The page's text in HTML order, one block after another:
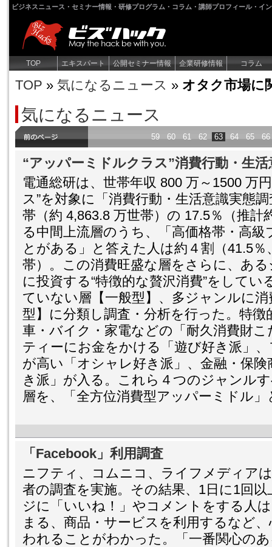
ビジネスニュース・セミナー情報・研修プログラム・コラム・講師プロフィール・イ
TOP エキスパート 公開セミナー情報 企業研修情報 コラム
TOP » 気になるニュース » オタク市場に
気になるニュース
59 60 61 62 63 64 65 66
“アッパーミドルクラス”消費行動・生活
電通総研は、世帯年収 800 万～1500 万
ス”を対象に「消費行動・生活意識実態
帯（約 4,863.8 万世帯）の 17.5％（推計
る中間上流層のうち、「高価格帯・高
とがある」と答えた人は約４割（41.5％
帯）。この消費旺盛な層をさらに、あ
に投資する“特徴的な贅沢消費”をしてい
ていない層【一般型】、多ジャンルに
型】に分類し調査・分析を行った。特
車・バイク・家電などの「耐久消費財
ティーにお金をかける「遊び好き派」
が高い「オシャレ好き派」、金融・保
き派」が入る。これら４つのジャンル
層を、「全方位消費型アッパーミドル
「Facebook」利用調査
ニフティ、コムニコ、ライフメディア
者の調査を実施。その結果、1日に1回
ジに「いいね！」やコメントをする人
まる、商品・サービスを利用するなど
われることがわかった。「一番関心の